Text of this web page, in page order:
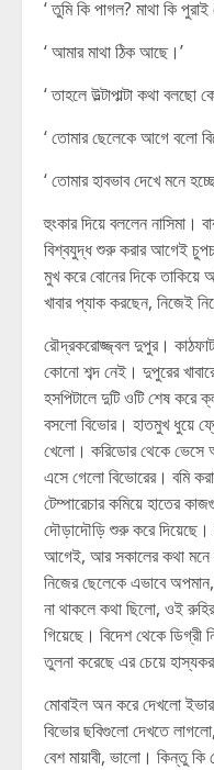
‘ তুমি কি পাগল? মাথা কি পুরাই
‘ আমার মাথা ঠিক আছে।’
‘ তাহলে উল্টাপাল্টা কথা বলছো
‘ তোমার ছেলেকে আগে বলো
‘ তোমার হাবভাব দেখে মনে
হুংকার দিয়ে বললেন
বিশ্বযুদ্ধ শুরু করার আগেই
মুখ করে বোনের দিকে
খাবার প্যাক করছেন, নিজেই
রৌদ্রকরোজ্জ্বল দুপুর।
কোনো শব্দ নেই। দুপুরের
হসপিটালে দুটি ওটি শেষ করে
বসলো বিভোর। হাতমুখ ধুয়ে
খেলো। করিডোর থেকে ভেসে
এসে গেলো বিভোরের। বমি
টেম্পারেচার কমিয়ে হাতের
দৌড়াদৌড়ি শুরু করে দিয়েছে।
আগেই, আর সকালের কথা মনে
নিজের ছেলেকে এভাবে
না থাকলে কথা ছিলো, ওই
গিয়েছে। বিদেশ থেকে ডিগ্রী
তুলনা করেছে এর চেয়ে
মোবাইল অন করে দেখলো ইভার
বিভোর ছবিগুলো দেখতে
বেশ মায়াবী, ভালো। কিন্তু